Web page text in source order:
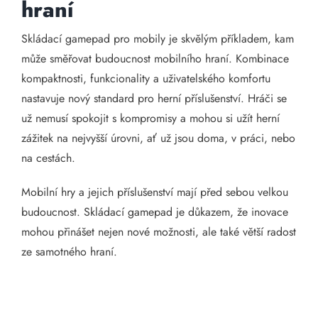
hraní
Skládací gamepad pro mobily je skvělým příkladem, kam
může směřovat budoucnost mobilního hraní. Kombinace
kompaktnosti, funkcionality a uživatelského komfortu
nastavuje nový standard pro herní příslušenství. Hráči se
už nemusí spokojit s kompromisy a mohou si užít herní
zážitek na nejvyšší úrovni, ať už jsou doma, v práci, nebo
na cestách.
Mobilní hry a jejich příslušenství mají před sebou velkou
budoucnost. Skládací gamepad je důkazem, že inovace
mohou přinášet nejen nové možnosti, ale také větší radost
ze samotného hraní.